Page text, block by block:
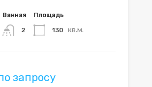
Ванная
2
Площадь
130 кв.м.
запросу